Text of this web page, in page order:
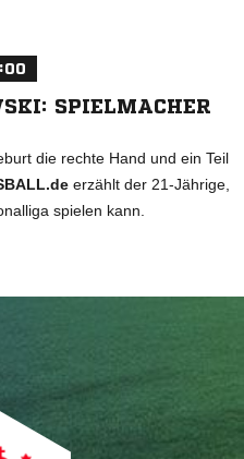
SPIELMACHER
die rechte Hand und ein Teil
erzählt der 21-Jährige,
spielen kann.